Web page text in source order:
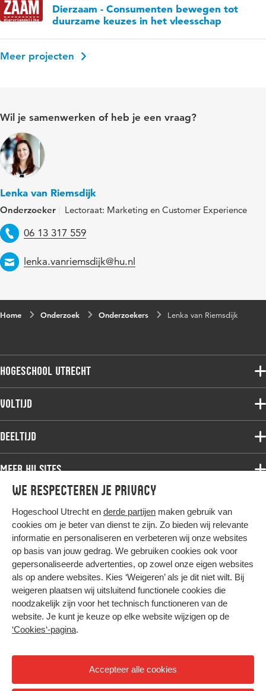
We respecteren je privacy
Hogeschool Utrecht en derde partijen maken gebruik van
cookies om je beter van dienst te zijn. Zo bieden wij relevante
informatie en personaliseren en verbeteren wij onze websites
op basis van jouw gedrag. We gebruiken cookies ook voor
gepersonaliseerde advertenties, op zowel onze eigen websites
als op andere websites. Kies ‘Weigeren’ als je dit niet wilt. Bij
weigeren plaatsen wij uitsluitend functionele cookies die
noodzakelijk zijn voor het technisch functioneren van de
website. Je kunt je keuze op elke website wijzigen op de
‘Cookies‘-pagina.
Accepteer alle cookies
Dierzaam - Consumenten bewegen tot
duurzame keuzes in het vleesschap
Meer projecten
Wil je samenwerken of heb je een vraag?
Lenka van Riemsdijk
Onderzoeker Lectoraat: Marketing en Customer Experience
Telefoon
06 13 317 559
Email
lenka.vanriemsdijk@hu.nl
Home Onderzoek Onderzoekers Lenka van Riemsdijk
Hogeschool Utrecht
Voltijdopleidingen
Onderzoek
Werken bij de HU
Contact
Voltijd
Associate degree
Master
Studiekeuze voltijd
Deeltijd
Associate degree
Bachelor
Master
Post-master
Studiekeuze deeltijd
Meer HU sites
HU International
HU Bibliotheek
HU Ontwikkelt
Duurzame HU
Intranet
Trajectum
Hier komt alles samen
Colofon
Privacy
Cookies
Nieuwsbrief
Hoog contrast